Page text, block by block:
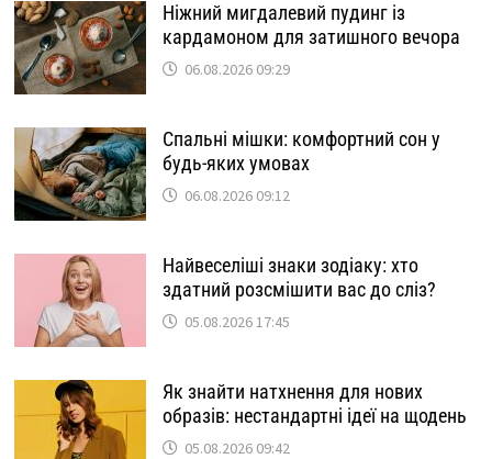
Ніжний мигдалевий пудинг із
кардамоном для затишного вечора
06.08.2026 09:29
Спальні мішки: комфортний сон у
будь-яких умовах
06.08.2026 09:12
Найвеселіші знаки зодіаку: хто
здатний розсмішити вас до сліз?
05.08.2026 17:45
Як знайти натхнення для нових
образів: нестандартні ідеї на щодень
05.08.2026 09:42